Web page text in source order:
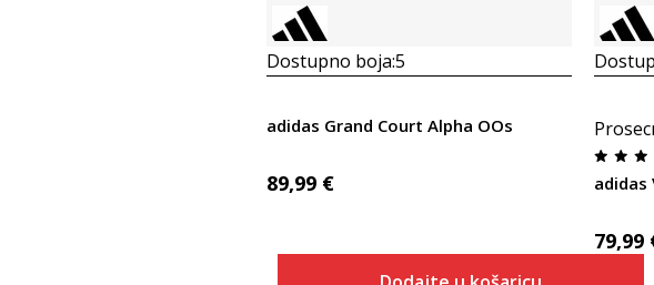
Dostupno boja:5
adidas Grand Court Alpha OOs
89,99 € adidas
79,99